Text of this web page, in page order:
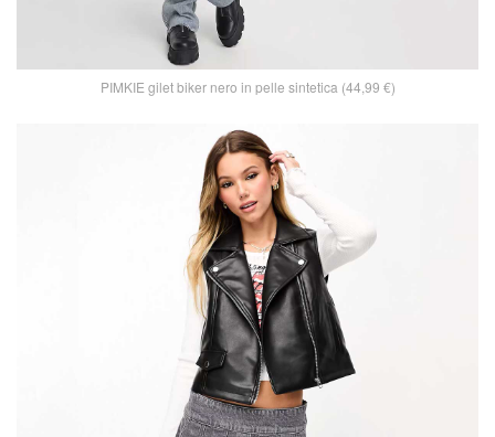
PIMKIE gilet biker nero in pelle sintetica (44,99 €)